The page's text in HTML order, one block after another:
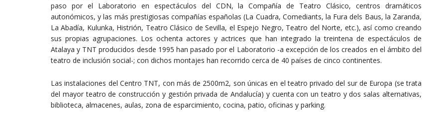
paso por el Laboratorio en espectáculos del CDN, la Compañía de Teatro Clásico, centros dramáticos
autonómicos, y las más prestigiosas compañías españolas (La Cuadra, Comediants, la Fura dels Baus, la Zaranda,
La Abadía, Kulunka, Histrión, Teatro Clásico de Sevilla, el Espejo Negro, Teatro del Norte, etc.), así como creando
sus propias agrupaciones. Los ochenta actores y actrices que han integrado la treintena de espectáculos de
Atalaya y TNT producidos desde 1995 han pasado por el Laboratorio -a excepción de los creados en el ámbito del
teatro de inclusión social-; con dichos montajes han recorrido cerca de 40 países de cinco continentes.
Las instalaciones del Centro TNT, con más de 2500m2, son únicas en el teatro privado del sur de Europa (se trata
del mayor teatro de construcción y gestión privada de Andalucía) y cuenta con un teatro y dos salas alternativas,
biblioteca, almacenes, aulas, zona de esparcimiento, cocina, patio, oficinas y parking.